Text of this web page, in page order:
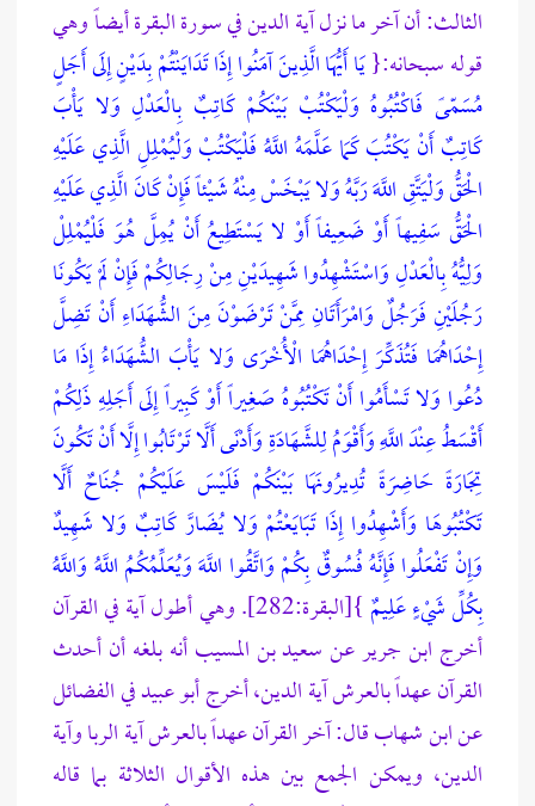
الثالث: أن آخر ما نزل آية الدين في سورة البقرة أيضاً وهي
قوله سبحانه:{يَا أَيُّهَا الَّذِينَ آمَنُوا إِذَا تَدَايَنْتُمْ بِدَيْنٍ إِلَى أَجَلٍ
مُسَمّىً فَاكْتُبُوهُ وَلْيَكْتُبْ بَيْنَكُمْ كَاتِبٌ بِالْعَدْلِ وَلا يَأْبَ
كَاتِبٌ أَنْ يَكْتُبَ كَمَا عَلَّمَهُ اللَّهُ فَلْيَكْتُبْ وَلْيُمْلِلِ الَّذِي عَلَيْهِ
الْحَقُّ وَلْيَتَّقِ اللَّهَ رَبَّهُ وَلا يَبْخَسْ مِنْهُ شَيْئاً فَإِنْ كَانَ الَّذِي عَلَيْهِ
الْحَقُّ سَفِيهاً أَوْ ضَعِيفاً أَوْ لا يَسْتَطِيعُ أَنْ يُمِلَّ هُوَ فَلْيُمْلِلْ
وَلِيُّهُ بِالْعَدْلِ وَاسْتَشْهِدُوا شَهِيدَيْنِ مِنْ رِجَالِكُمْ فَإِنْ لَمْ يَكُونَا
رَجُلَيْنِ فَرَجُلٌ وَامْرَأَتَانِ مِمَّنْ تَرْضَوْنَ مِنَ الشُّهَدَاءِ أَنْ تَضِلَّ
إِحْدَاهُمَا فَتُذَكِّرَ إِحْدَاهُمَا الْأُخْرَى وَلا يَأْبَ الشُّهَدَاءُ إِذَا مَا
دُعُوا وَلا تَسْأَمُوا أَنْ تَكْتُبُوهُ صَغِيراً أَوْ كَبِيراً إِلَى أَجَلِهِ ذَلِكُمْ
أَقْسَطُ عِنْدَ اللَّهِ وَأَقْوَمُ لِلشَّهَادَةِ وَأَدْنَى أَلَّا تَرْتَابُوا إِلَّا أَنْ تَكُونَ
تِجَارَةً حَاضِرَةً تُدِيرُونَهَا بَيْنَكُمْ فَلَيْسَ عَلَيْكُمْ جُنَاحٌ أَلَّا
تَكْتُبُوهَا وَأَشْهِدُوا إِذَا تَبَايَعْتُمْ وَلا يُضَارَّ كَاتِبٌ وَلا شَهِيدٌ
وَإِنْ تَفْعَلُوا فَإِنَّهُ فُسُوقٌ بِكُمْ وَاتَّقُوا اللَّهَ وَيُعَلِّمُكُمُ اللَّهُ وَاللَّهُ
بِكُلِّ شَيْءٍ عَلِيمٌ
}[البقرة:282]. وهي أطول آية في القرآن
أخرج ابن جرير عن سعيد بن المسيب أنه بلغه أن أحدث
القرآن عهداً بالعرش آية الدين، أخرج أبو عبيد في الفضائل
عن ابن شهاب قال: آخر القرآن عهداً بالعرش آية الربا وآية
الدين، ويمكن الجمع بين هذه الأقوال الثلاثة بما قاله